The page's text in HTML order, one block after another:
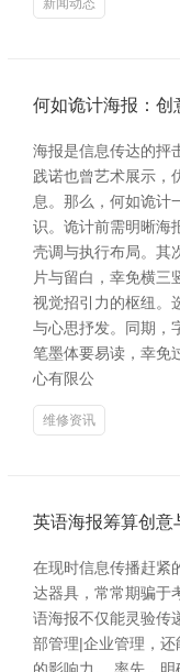
新闻动态
何如诡计海报：创
海报是信息传达的抨
践诺也曾艺术展示，
息。那么，何如诡计
识。诡计前需明晰海
壳调与执行布局。其
片与留白，幸免横三
视觉招引力的枢纽。
与心思抒发。同期，
笔墨体要易读，幸免
心有限公
维修资讯
英语海报筹算创意
在现时信息传播赶紧
达器具，常常期骗于
语海报不仅能灵验传
部管理|企业管理，